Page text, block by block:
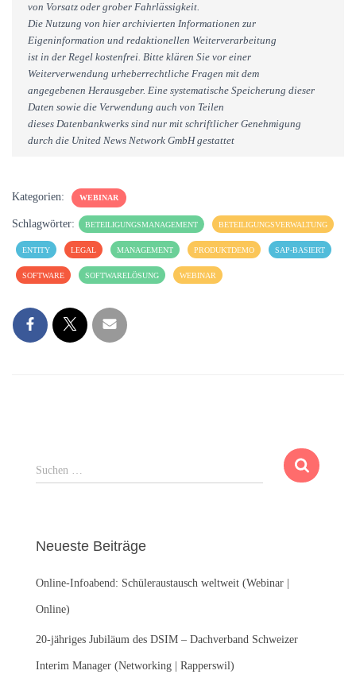
von Vorsatz oder grober Fahrlässigkeit.
Die Nutzung von hier archivierten Informationen zur
Eigeninformation und redaktionellen Weiterverarbeitung
ist in der Regel kostenfrei. Bitte klären Sie vor einer
Weiterverwendung urheberrechtliche Fragen mit dem
angegebenen Herausgeber. Eine systematische Speicherung dieser
Daten sowie die Verwendung auch von Teilen
dieses Datenbankwerks sind nur mit schriftlicher Genehmigung
durch die United News Network GmbH gestattet
Kategorien: WEBINAR
Schlagwörter: BETEILIGUNGSMANAGEMENT BETEILIGUNGSVERWALTUNG
ENTITY LEGAL MANAGEMENT PRODUKTDEMO SAP-BASIERT
SOFTWARE SOFTWARELÖSUNG WEBINAR
S
u
n
a
c
:
Suchen …
Neueste Beiträge
Online-Infoabend: Schüleraustausch weltweit (Webinar |
Online)
20-jähriges Jubiläum des DSIM – Dachverband Schweizer
Interim Manager (Networking | Rapperswil)